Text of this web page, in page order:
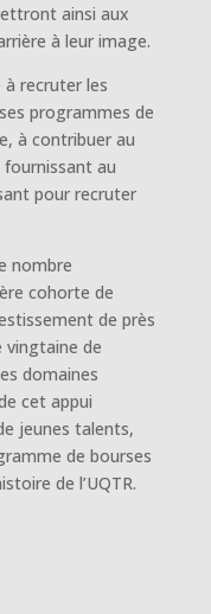
ainsi aux
à leur image.
à recruter les
programmes de
à contribuer au
au
pour recruter
nombre
cohorte de
de près
vingtaine de
domaines
cet appui
jeunes talents,
de bourses
de l’UQTR.